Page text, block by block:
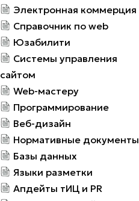
Электронная коммерция
Справочник по web
Юзабилити
Системы управления
сайтом
Web-мастеру
Программирование
Веб-дизайн
Нормативные документы
Базы данных
Языки разметки
Апдейты тИЦ и PR